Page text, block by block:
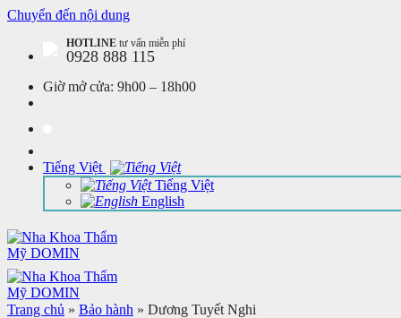
Chuyển đến nội dung
HOTLINE tư vấn miễn phí
0928 888 115
Giờ mở cửa: 9h00 – 18h00
Tiếng Việt
Tiếng Việt
English
Trang chủ » Bảo hành » Dương Tuyết Nghi